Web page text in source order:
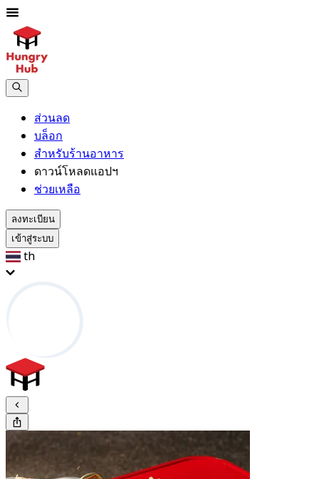
ส่วนลด
บล็อก
สำหรับร้านอาหาร
ดาวน์โหลดแอปฯ
ช่วยเหลือ
ลงทะเบียน
เข้าสู่ระบบ
th